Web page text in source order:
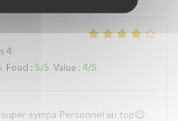
4
Food : 5/5 Value : 4/5
sympa Personnel au top😉